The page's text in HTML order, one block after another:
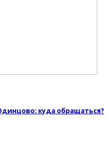
куда обращаться?